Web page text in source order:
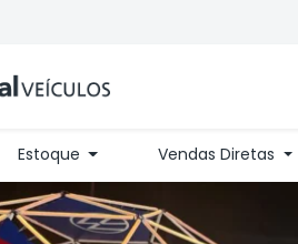
Estoque Vendas Diretas